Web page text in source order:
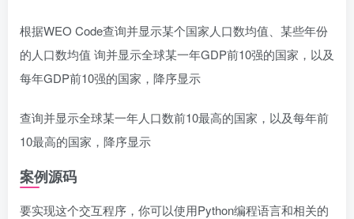
根据WEO Code查询并显示某个国家人口数均值、某些年份
的人口数均值 询并显示全球某一年GDP前10强的国家，以及
每年GDP前10强的国家，降序显示
查询并显示全球某一年人口数前10最高的国家，以及每年前
10最高的国家，降序显示
案例源码
要实现这个交互程序，你可以使用Python编程语言和相关的